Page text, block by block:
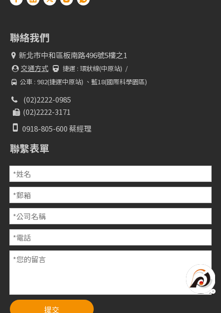
聯絡我們
 新北市中和區板南路496號5樓之1
 交通方式  捷運 : 環狀線(中原站) /
 公車 : 982(捷運中原站) 、藍18(國際科學園區)
 (02)2222-0985
(02)2222-3171
 0918-805-600 蔡經理
聯繫表單
提交